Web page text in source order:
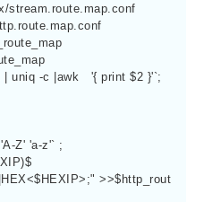
stream.route.map.conf
-c |awk   '{ print $2 }'`;
Z' 'a-z'` ;
>>$http_rout